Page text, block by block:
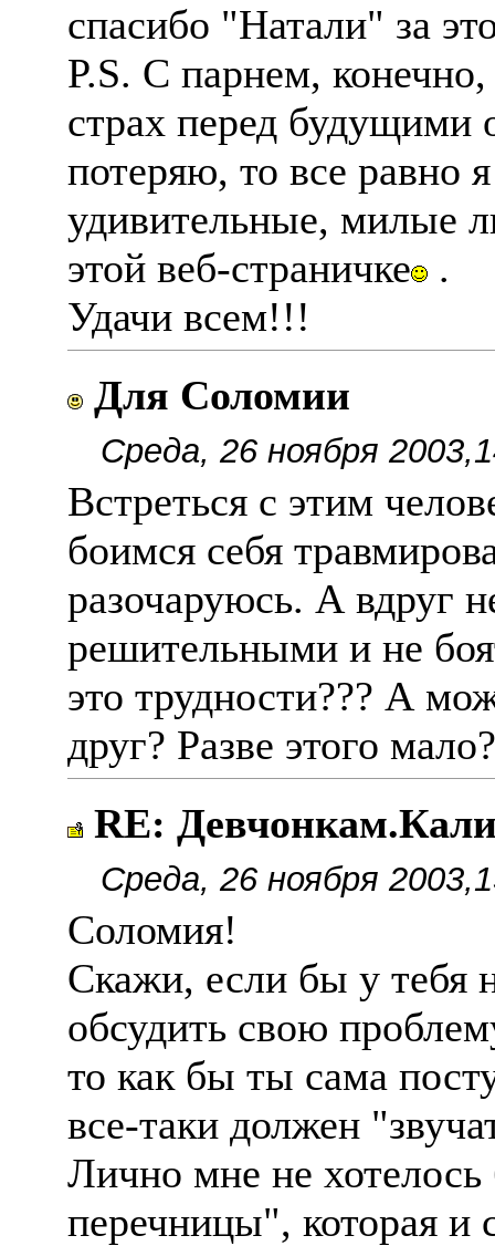
спасибо "Натали" за
P.S. С парнем,
страх перед будущими
потеряю, то все равно
удивительные, милые
этой веб-страничке
.
Удачи всем!!!
Для Соломии
Среда, 26 ноября
Встреться с этим
боимся себя
разочаруюсь. А вдруг
решительными и не
это трудности??? А
друг? Разве этого мало?
RE:
Среда, 26 ноября
Соломия!
Скажи, если бы у тебя
обсудить свою
то как бы ты сама
все-таки должен
Лично мне не
перечницы", которая и